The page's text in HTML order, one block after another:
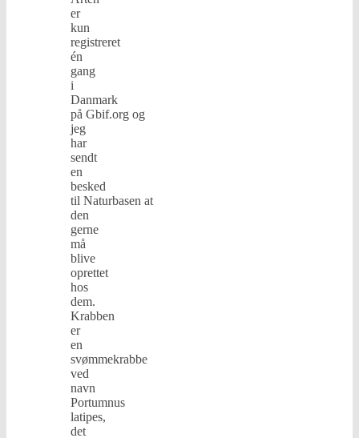
er
kun
registreret
én
gang
i
Danmark
på Gbif.org og
jeg
har
sendt
en
besked
til Naturbasen at
den
gerne
må
blive
oprettet
hos
dem.
Krabben
er
en
svømmekrabbe
ved
navn
Portumnus
latipes,
det